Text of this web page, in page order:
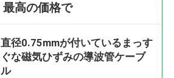
最高の価格で
直径0.75mmが付いているまっす
ぐな磁気ひずみの導波管ケーブ
ル